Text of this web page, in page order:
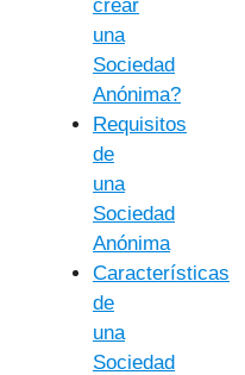
crear
una
Sociedad
Anónima?
Requisitos
de
una
Sociedad
Anónima
Características
de
una
Sociedad